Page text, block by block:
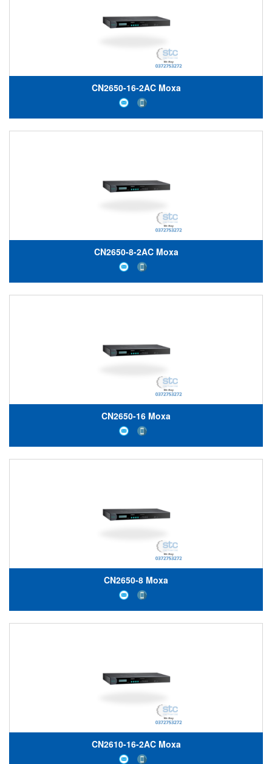
CN2650-16-2AC Moxa
CN2650-8-2AC Moxa
CN2650-16 Moxa
CN2650-8 Moxa
CN2610-16-2AC Moxa